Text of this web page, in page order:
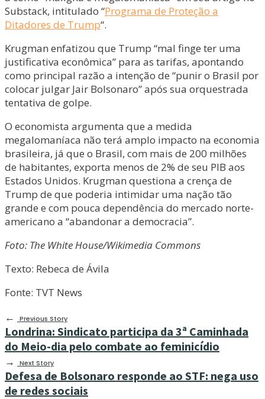
Substack, intitulado “Programa de Proteção a
Ditadores de Trump“.
Krugman enfatizou que Trump “mal finge ter uma
justificativa econômica” para as tarifas, apontando
como principal razão a intenção de “punir o Brasil por
colocar julgar Jair Bolsonaro” após sua orquestrada
tentativa de golpe.
O economista argumenta que a medida
megalomaníaca não terá amplo impacto na economia
brasileira, já que o Brasil, com mais de 200 milhões
de habitantes, exporta menos de 2% de seu PIB aos
Estados Unidos. Krugman questiona a crença de
Trump de que poderia intimidar uma nação tão
grande e com pouca dependência do mercado norte-
americano a “abandonar a democracia”.
Foto: The White House/Wikimedia Commons
Texto: Rebeca de Ávila
Fonte: TVT News
←
Previous Story
Londrina: Sindicato participa da 3ª Caminhada
do Meio-dia pelo combate ao feminicídio
→ Next Story
Defesa de Bolsonaro responde ao STF: nega uso
de redes sociais